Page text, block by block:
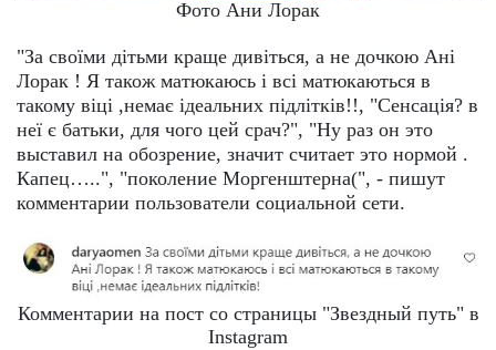
Фото Ани Лорак
"За своїми дітьми краще дивіться, а не дочкою Ані
Лорак ! Я також матюкаюсь і всі матюкаються в
такому віці ,немає ідеальних підлітків!!, "Сенсація? в
неї є батьки, для чого цей срач?", "Ну раз он это
выставил на обозрение, значит считает это нормой .
Капец…..", "поколение Моргенштерна(", - пишут
комментарии пользователи социальной сети.
Комментарии на пост со страницы "Звездный путь" в
Instagram